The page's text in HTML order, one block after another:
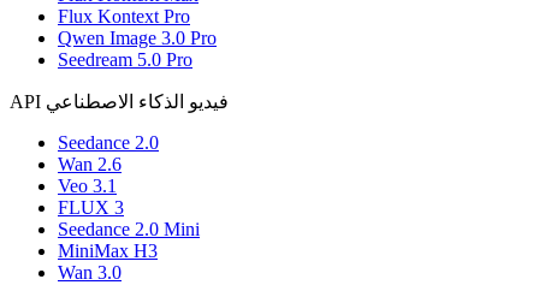
Flux Kontext Pro
Qwen Image 3.0 Pro
Seedream 5.0 Pro
API فيديو الذكاء الاصطناعي
Seedance 2.0
Wan 2.6
Veo 3.1
FLUX 3
Seedance 2.0 Mini
MiniMax H3
Wan 3.0